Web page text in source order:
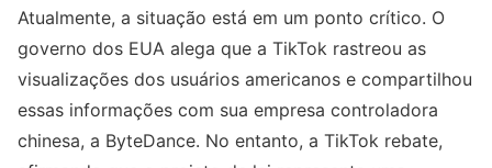
Atualmente, a situação está em um ponto crítico. O
governo dos EUA alega que a TikTok rastreou as
visualizações dos usuários americanos e compartilhou
essas informações com sua empresa controladora
chinesa, a ByteDance. No entanto, a TikTok rebate,